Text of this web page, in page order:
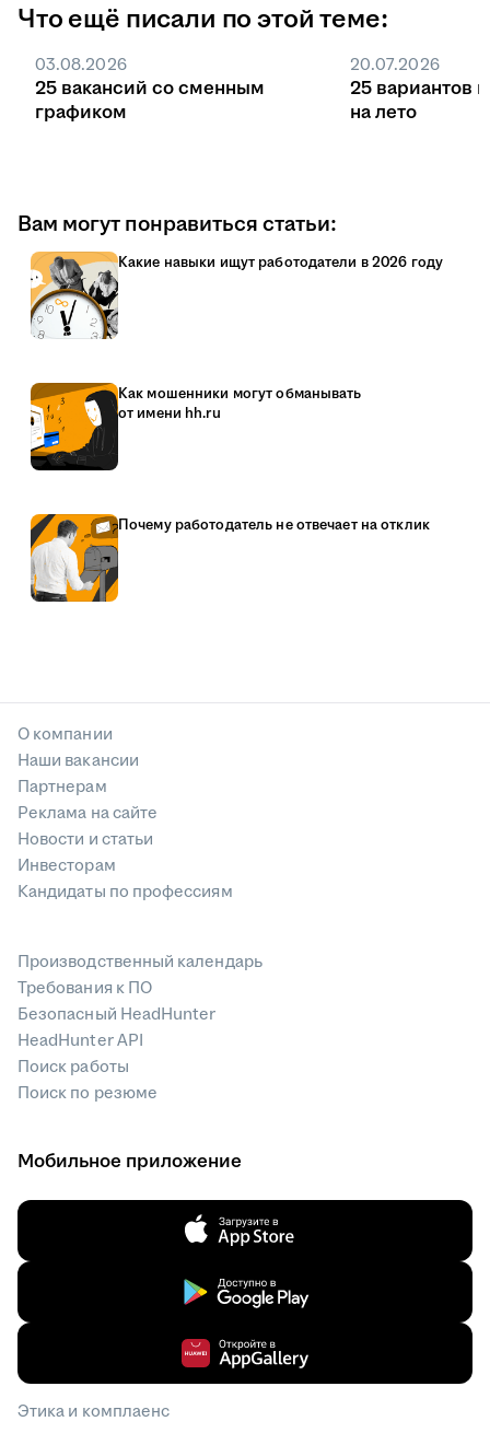
Что ещё писали по этой теме:
03.08.2026
25 вакансий со сменным
графиком
20.07.2026
25 вариантов
на лето
Вам могут понравиться статьи:
Какие навыки ищут работодатели в 2026 году
Как мошенники могут обманывать
от имени hh.ru
Почему работодатель не отвечает на отклик
О компании
Наши вакансии
Партнерам
Реклама на сайте
Новости и статьи
Инвесторам
Кандидаты по профессиям
Производственный календарь
Требования к ПО
Безопасный HeadHunter
HeadHunter API
Поиск работы
Поиск по резюме
Мобильное приложение
Этика и комплаенс